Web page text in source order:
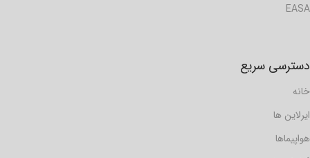
EASA
دسترسی سریع
خانه
ایرلاین ها
هواپیماها